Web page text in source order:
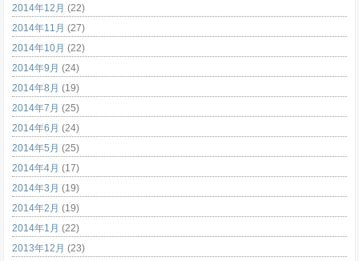
2014年12月 (22)
2014年11月 (27)
2014年10月 (22)
2014年9月 (24)
2014年8月 (19)
2014年7月 (25)
2014年6月 (24)
2014年5月 (25)
2014年4月 (17)
2014年3月 (19)
2014年2月 (19)
2014年1月 (22)
2013年12月 (23)